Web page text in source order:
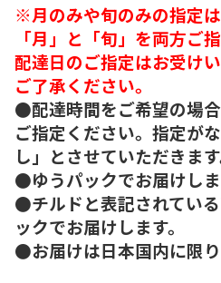
※月のみや旬のみの指定
「月」と「旬」を両方ご
配達日のご指定はお受け
ご了承ください。
●配達時間をご希望の場
ご指定ください。指定が
し」とさせていただきます
●ゆうパックでお届けしま
●チルドと表記されてい
ックでお届けします。
●お届けは日本国内に限り